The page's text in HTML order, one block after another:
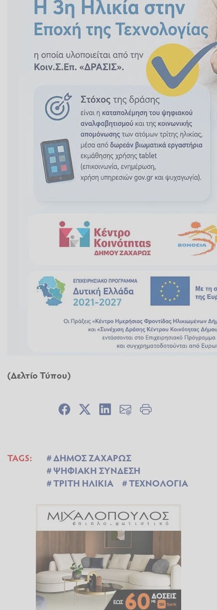
(Δελτίο Τύπου)
TAGS:
ΔΗΜΟΣ ΖΑΧΑΡΩΣ
ΨΗΦΙΑΚΗ ΣΥΝΔΕΣΗ
ΤΡΙΤΗ ΗΛΙΚΙΑ
ΤΕΧΝΟΛΟΓΙΑ